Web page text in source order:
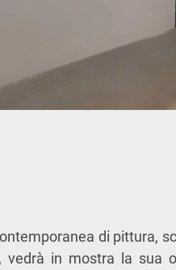
di pittura,
vedrà in mostra la sua